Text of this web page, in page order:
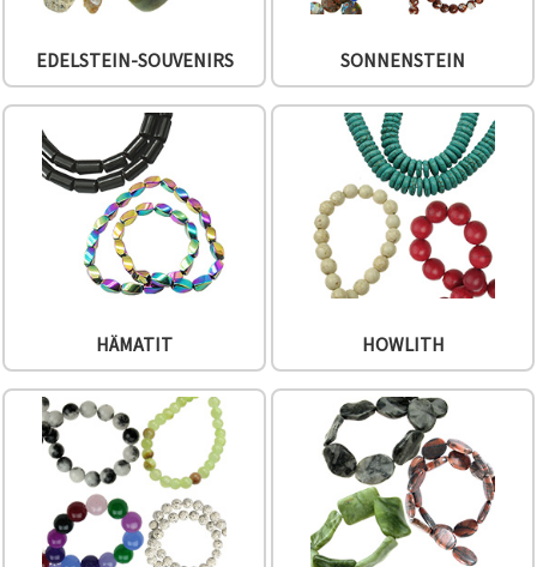
EDELSTEIN-SOUVENIRS SONNENSTEIN
HÄMATIT HOWLITH